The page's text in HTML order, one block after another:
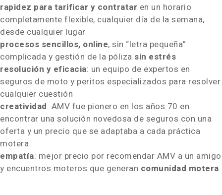
rapidez para tarificar y contratar en un horario
completamente flexible, cualquier día de la semana,
desde cualquier lugar
procesos sencillos, online, sin “letra pequeña”
complicada y gestión de la póliza sin estrés
resolución y eficacia: un equipo de expertos en
seguros de moto y peritos especializados para resolver
cualquier cuestión
creatividad: AMV fue pionero en los años 70 en
encontrar una solución novedosa de seguros con una
oferta y un precio que se adaptaba a cada práctica
motera
empatía: mejor precio por recomendar AMV a un amigo
y encuentros moteros que generan comunidad motera.